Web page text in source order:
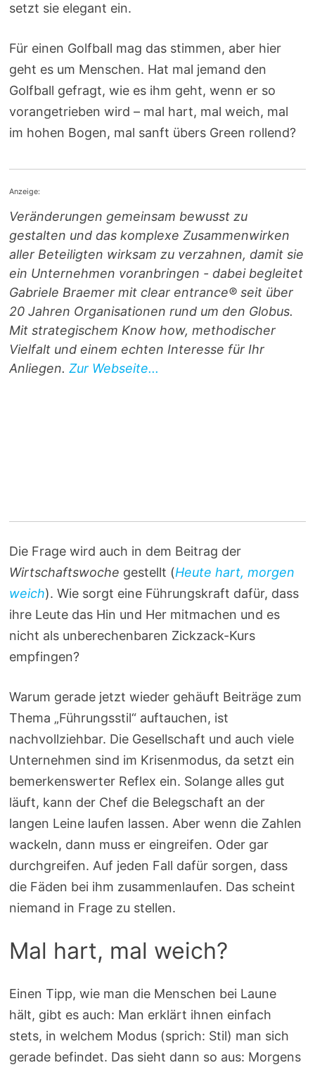
setzt sie elegant ein.
Für einen Golfball mag das stimmen, aber hier
geht es um Menschen. Hat mal jemand den
Golfball gefragt, wie es ihm geht, wenn er so
vorangetrieben wird – mal hart, mal weich, mal
im hohen Bogen, mal sanft übers Green rollend?
Anzeige:
Veränderungen gemeinsam bewusst zu
gestalten und das komplexe Zusammenwirken
aller Beteiligten wirksam zu verzahnen, damit sie
ein Unternehmen voranbringen - dabei begleitet
Gabriele Braemer mit clear entrance® seit über
20 Jahren Organisationen rund um den Globus.
Mit strategischem Know how, methodischer
Vielfalt und einem echten Interesse für Ihr
Anliegen.Zur Webseite...
Die Frage wird auch in dem Beitrag der
Wirtschaftswoche gestellt (Heute hart, morgen
weich). Wie sorgt eine Führungskraft dafür, dass
ihre Leute das Hin und Her mitmachen und es
nicht als unberechenbaren Zickzack-Kurs
empfingen?
Warum gerade jetzt wieder gehäuft Beiträge zum
Thema „Führungsstil“ auftauchen, ist
nachvollziehbar. Die Gesellschaft und auch viele
Unternehmen sind im Krisenmodus, da setzt ein
bemerkenswerter Reflex ein. Solange alles gut
läuft, kann der Chef die Belegschaft an der
langen Leine laufen lassen. Aber wenn die Zahlen
wackeln, dann muss er eingreifen. Oder gar
durchgreifen. Auf jeden Fall dafür sorgen, dass
die Fäden bei ihm zusammenlaufen. Das scheint
niemand in Frage zu stellen.
Mal hart, mal weich?
Einen Tipp, wie man die Menschen bei Laune
hält, gibt es auch: Man erklärt ihnen einfach
stets, in welchem Modus (sprich: Stil) man sich
gerade befindet. Das sieht dann so aus: Morgens